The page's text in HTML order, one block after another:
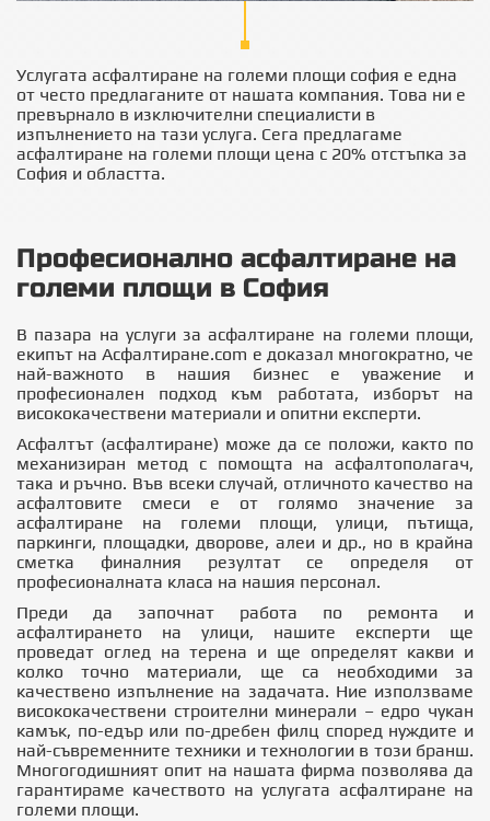
Услугата асфалтиране на големи площи софия е една
от често предлаганите от нашата компания. Това ни е
превърнало в изключителни специалисти в
изпълнението на тази услуга. Сега предлагаме
асфалтиране на големи площи цена с 20% отстъпка за
София и областта.
Професионално асфалтиране на
големи площи в София
В пазара на услуги за асфалтиране на големи площи,
екипът наАсфалтиране.com е доказал многократно, че
най-важното в нашия бизнес е уважение и
професионален подход към работата, изборът на
висококачествени материали и опитни експерти.
Асфалтът (асфалтиране) може да се положи, както по
механизиран метод с помощта на асфалтополагач,
така и ръчно. Във всеки случай, отличното качество на
асфалтовите смеси е от голямо значение за
асфалтиране на големи площи, улици, пътища,
паркинги, площадки, дворове, алеи и др., но в крайна
сметка финалния резултат се определя от
професионалната класа на нашия персонал.
Преди да започнат работа по ремонта и
асфалтирането на улици, нашите експерти ще
проведат оглед на терена и ще определят какви и
колко точно материали, ще са необходими за
качествено изпълнение на задачата. Ние използваме
висококачествени строителни минерали – едро чукан
камък, по-едър или по-дребен филц според нуждите и
най-съвременните техники и технологии в този бранш.
Многогодишният опит на нашата фирма позволява да
гарантираме качеството на услугата асфалтиране на
големи площи.